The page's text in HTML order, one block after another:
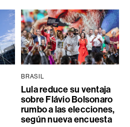
BRASIL
Lula reduce su ventaja
sobre Flávio Bolsonaro
rumbo a las elecciones,
según nueva encuesta